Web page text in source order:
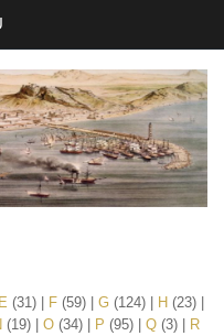
E (31) | F (59) | G (124) | H (23) |
(19) | O (34) | P (95) | Q (3) | R